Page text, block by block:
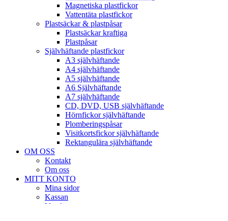
Magnetiska plastfickor
Vattentäta plastfickor
Plastsäckar & plastpåsar
Plastsäckar kraftiga
Plastpåsar
Självhäftande plastfickor
A3 självhäftande
A4 självhäftande
A5 självhäftande
A6 Självhäftande
A7 självhäftande
CD, DVD, USB självhäftande
Hörnfickor självhäftande
Plomberingspåsar
Visitkortsfickor självhäftande
Rektangulära självhäftande
OM OSS
Kontakt
Om oss
MITT KONTO
Mina sidor
Kassan
Varukorg